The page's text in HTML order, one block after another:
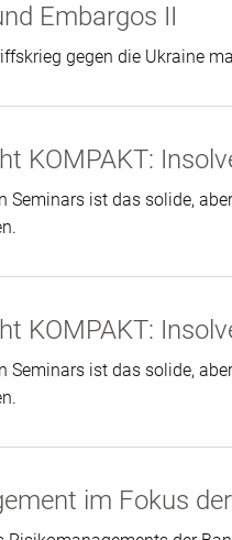
Embargos II
gegen die Ukraine
KOMPAKT:
Seminars ist das solide,
KOMPAKT:
Seminars ist das solide,
im Fokus